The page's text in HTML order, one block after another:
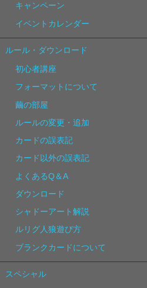
キャンペーン
イベントカレンダー
ルール・ダウンロード
初心者講座
フォーマットについて
繭の部屋
ルールの変更・追加
カードの誤表記
カード以外の誤表記
よくあるQ＆A
ダウンロード
シャドーアート解説
ルリグ人狼遊び方
ブランクカードについて
スペシャル